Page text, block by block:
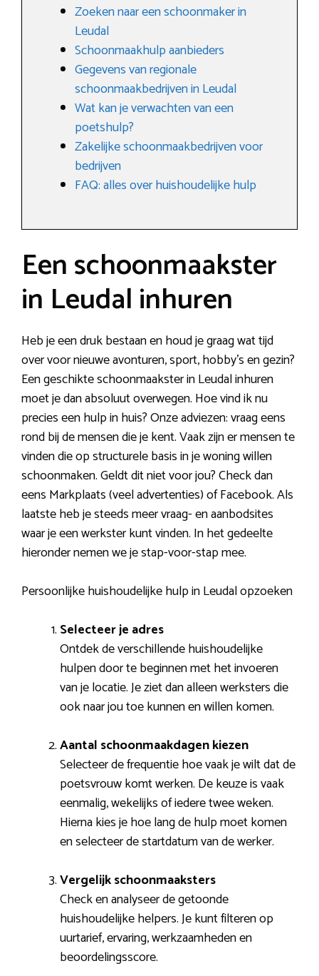
Zoeken naar een schoonmaker in
Leudal
Schoonmaakhulp aanbieders
Gegevens van regionale
schoonmaakbedrijven in Leudal
Wat kan je verwachten van een
poetshulp?
Zakelijke schoonmaakbedrijven voor
bedrijven
FAQ: alles over huishoudelijke hulp
Een schoonmaakster
in Leudal inhuren
Heb je een druk bestaan en houd je graag wat tijd
over voor nieuwe avonturen, sport, hobby’s en gezin?
Een geschikte schoonmaakster in Leudal inhuren
moet je dan absoluut overwegen. Hoe vind ik nu
precies een hulp in huis? Onze adviezen: vraag eens
rond bij de mensen die je kent. Vaak zijn er mensen te
vinden die op structurele basis in je woning willen
schoonmaken. Geldt dit niet voor jou? Check dan
eens Markplaats (veel advertenties) of Facebook. Als
laatste heb je steeds meer vraag- en aanbodsites
waar je een werkster kunt vinden. In het gedeelte
hieronder nemen we je stap-voor-stap mee.
Persoonlijke huishoudelijke hulp in Leudal opzoeken
Selecteer je adres
Ontdek de verschillende huishoudelijke
hulpen door te beginnen met het invoeren
van je locatie. Je ziet dan alleen werksters die
ook naar jou toe kunnen en willen komen.
Aantal schoonmaakdagen kiezen
Selecteer de frequentie hoe vaak je wilt dat de
poetsvrouw komt werken. De keuze is vaak
eenmalig, wekelijks of iedere twee weken.
Hierna kies je hoe lang de hulp moet komen
en selecteer de startdatum van de werker.
Vergelijk schoonmaaksters
Check en analyseer de getoonde
huishoudelijke helpers. Je kunt filteren op
uurtarief, ervaring, werkzaamheden en
beoordelingsscore.